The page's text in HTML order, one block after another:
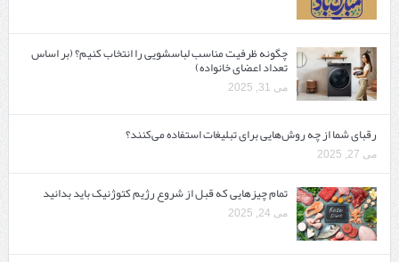
چگونه ظرفیت مناسب لباسشویی را انتخاب کنیم؟ (بر اساس
تعداد اعضای خانواده)
می 31, 2025
رقبای شما از چه روش‌هایی برای تبلیغات استفاده می‌کنند؟
می 27, 2025
تمام چیزهایی که قبل از شروع رژیم کتوژنیک باید بدانید‎
می 24, 2025